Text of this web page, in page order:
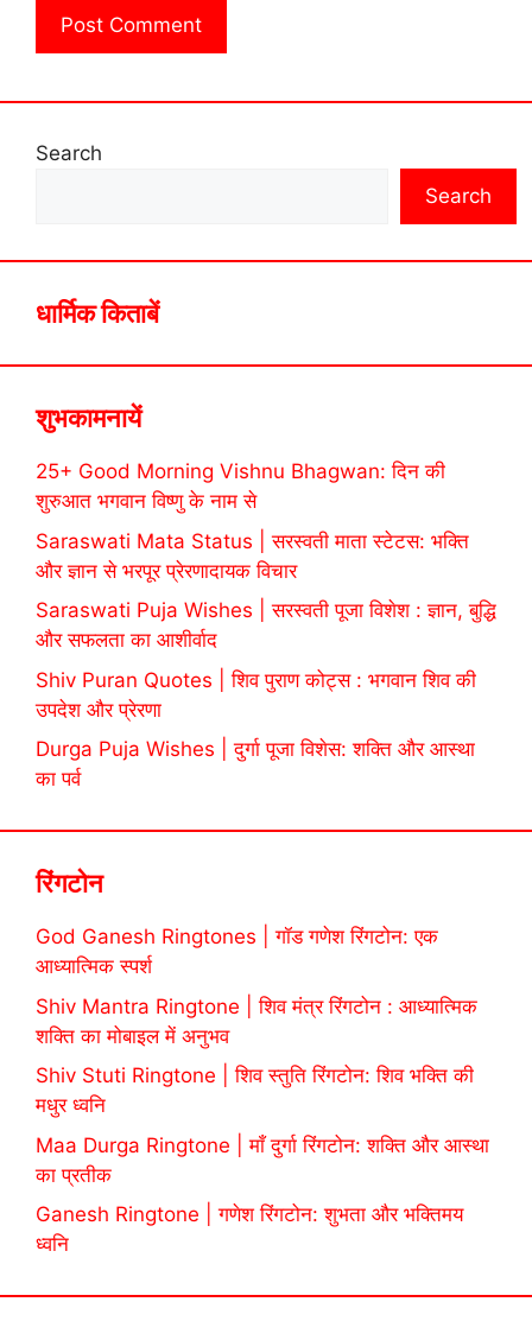
Search
Search
धार्मिक किताबें
शुभकामनायें
25+ Good Morning Vishnu Bhagwan: दिन की
शुरुआत भगवान विष्णु के नाम से
Saraswati Mata Status | सरस्वती माता स्टेटस: भक्ति
और ज्ञान से भरपूर प्रेरणादायक विचार
Saraswati Puja Wishes | सरस्वती पूजा विशेश : ज्ञान, बुद्धि
और सफलता का आशीर्वाद
Shiv Puran Quotes | शिव पुराण कोट्स : भगवान शिव की
उपदेश और प्रेरणा
Durga Puja Wishes | दुर्गा पूजा विशेस: शक्ति और आस्था
का पर्व
रिंगटोन
God Ganesh Ringtones | गॉड गणेश रिंगटोन: एक
आध्यात्मिक स्पर्श
Shiv Mantra Ringtone | शिव मंत्र रिंगटोन : आध्यात्मिक
शक्ति का मोबाइल में अनुभव
Shiv Stuti Ringtone | शिव स्तुति रिंगटोन: शिव भक्ति की
मधुर ध्वनि
Maa Durga Ringtone | माँ दुर्गा रिंगटोन: शक्ति और आस्था
का प्रतीक
Ganesh Ringtone | गणेश रिंगटोन: शुभता और भक्तिमय
ध्वनि